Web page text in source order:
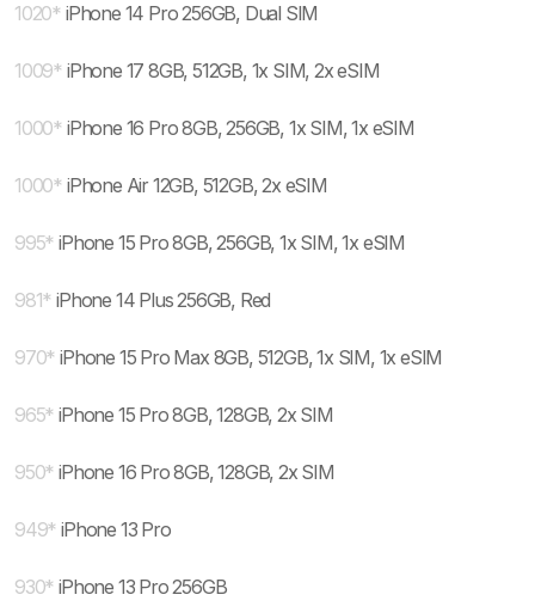
1020* iPhone 14 Pro 256GB, Dual SIM
1009* iPhone 17 8GB, 512GB, 1x SIM, 2x eSIM
1000* iPhone 16 Pro 8GB, 256GB, 1x SIM, 1x eSIM
1000* iPhone Air 12GB, 512GB, 2x eSIM
995* iPhone 15 Pro 8GB, 256GB, 1x SIM, 1x eSIM
981* iPhone 14 Plus 256GB, Red
970* iPhone 15 Pro Max 8GB, 512GB, 1x SIM, 1x eSIM
965* iPhone 15 Pro 8GB, 128GB, 2x SIM
950* iPhone 16 Pro 8GB, 128GB, 2x SIM
949* iPhone 13 Pro
930* iPhone 13 Pro 256GB